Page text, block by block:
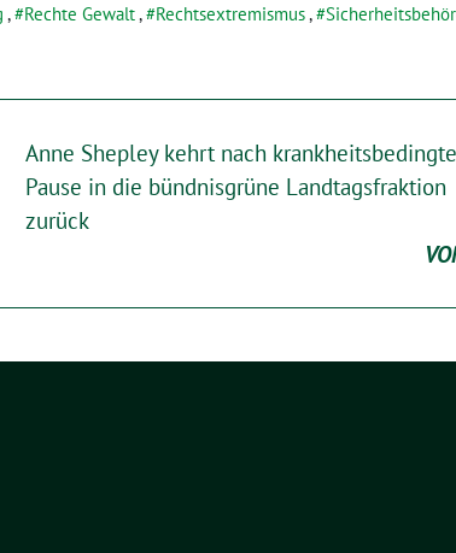
, Rechte Gewalt, Rechtsextremismus,
Anne Shepley kehrt nach
Pause in die bündnisgrüne Landtagsfraktion
zurück